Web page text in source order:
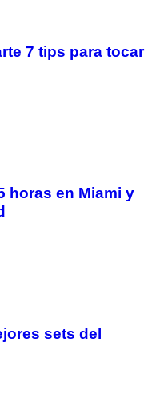
7 tips para tocar
horas en Miami y
sets del